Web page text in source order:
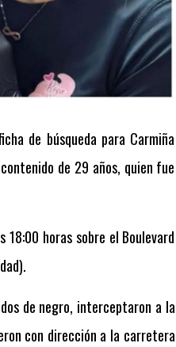
de búsqueda para Carmiña
de 29 años, quien fue
horas sobre el Boulevard
de negro, interceptaron a la
con dirección a la carretera